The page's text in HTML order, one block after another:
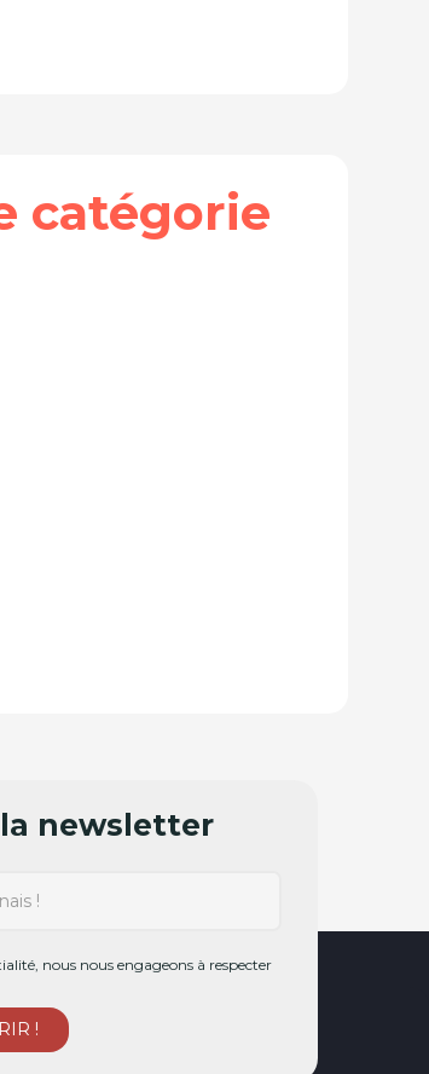
catégorie
newsletter
nous nous engageons à respecter